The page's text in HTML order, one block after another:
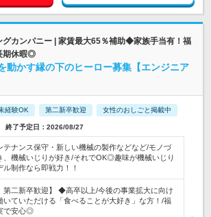
グカンパニー | 家賃最大65％補助◆家族手当有！福
期休暇◎
動かす縁の下のヒーロー募集【エンジニア
経験OK 第二新卒歓迎 女性のおしごと掲載中
終了予定日：2026/08/27
テナンス保守・新しい機械の製作などなど/モノづ
、機械いじりが好き/それでOK◎趣味が機械いじり
ル制作なら即戦力！！
第二新卒歓迎】 ◆高卒以上/今後の事業拡大に向け
いていただける「食べることが大好き」な方！/福
で安心◎